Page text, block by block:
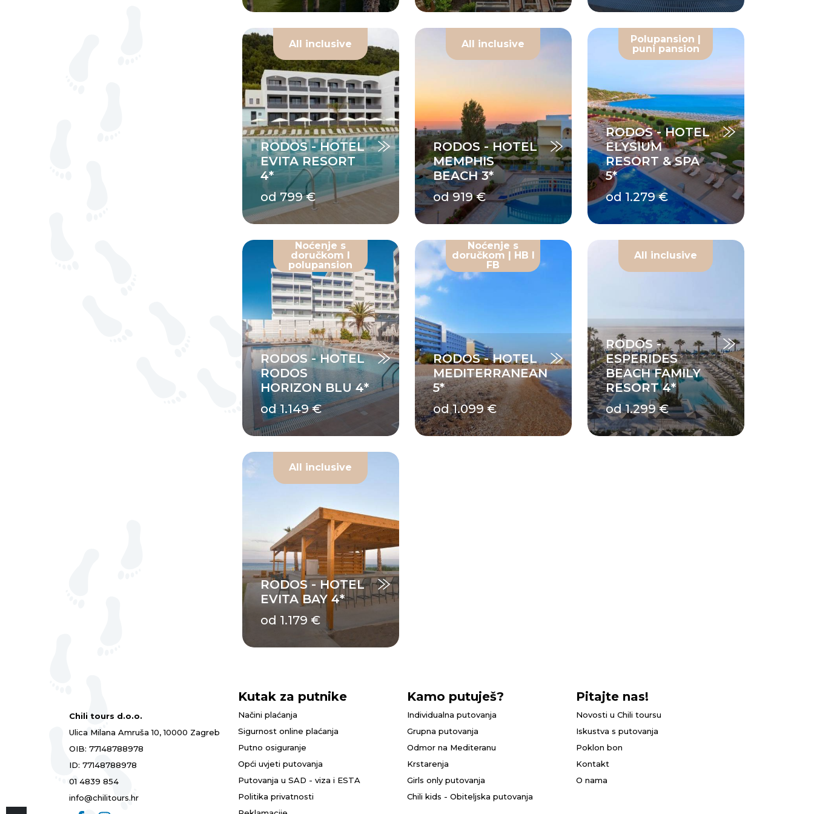
All inclusive
RODOS - HOTEL
EVITA RESORT
4*
od 799 €
All inclusive
RODOS - HOTEL
MEMPHIS
BEACH 3*
od 919 €
Polupansion |
puni pansion
RODOS - HOTEL
ELYSIUM
RESORT & SPA
5*
od 1.279 €
Noćenje s
doručkom I
polupansion
RODOS - HOTEL
RODOS
HORIZON BLU 4*
od 1.149 €
Noćenje s
doručkom | HB I
FB
RODOS - HOTEL
MEDITERRANEAN
5*
od 1.099 €
All inclusive
RODOS -
ESPERIDES
BEACH FAMILY
RESORT 4*
od 1.299 €
All inclusive
RODOS - HOTEL
EVITA BAY 4*
od 1.179 €
Chili tours d.o.o.
Ulica Milana Amruša 10, 10000 Zagreb
OIB: 77148788978
ID: 77148788978
01 4839 854
info@chilitours.hr
Kutak za putnike
Načini plaćanja
Sigurnost online plaćanja
Putno osiguranje
Opći uvjeti putovanja
Putovanja u SAD - viza i ESTA
Politika privatnosti
Kamo putuješ?
Individualna putovanja
Grupna putovanja
Odmor na Mediteranu
Krstarenja
Girls only putovanja
Chili kids - Obiteljska putovanja
Pitajte nas!
Novosti u Chili toursu
Iskustva s putovanja
Poklon bon
Kontakt
O nama